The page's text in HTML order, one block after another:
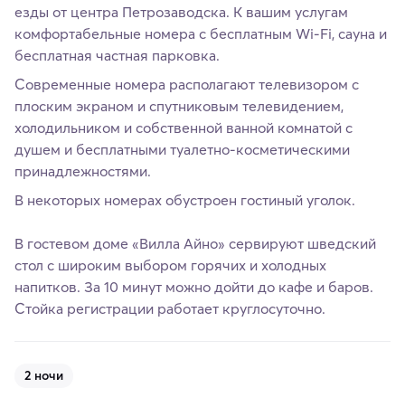
езды от центра Петрозаводска. К вашим услугам
комфортабельные номера с бесплатным Wi-Fi, сауна и
бесплатная частная парковка.
Современные номера располагают телевизором с
плоским экраном и спутниковым телевидением,
холодильником и собственной ванной комнатой с
душем и бесплатными туалетно-косметическими
принадлежностями.
В некоторых номерах обустроен гостиный уголок.
В гостевом доме «Вилла Айно» сервируют шведский
стол с широким выбором горячих и холодных
напитков. За 10 минут можно дойти до кафе и баров.
Стойка регистрации работает круглосуточно.
2 ночи